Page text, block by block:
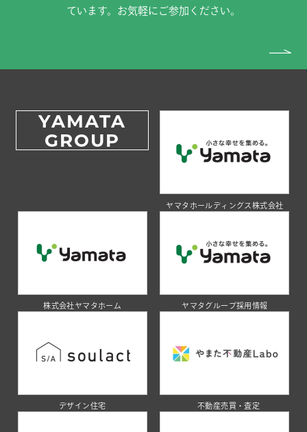
ています。お気軽にご参加ください。
YAMATA
GROUP
ヤマタホールディングス株式会社
株式会社ヤマタホーム ヤマタグループ採用情報
デザイン住宅 不動産売買・査定